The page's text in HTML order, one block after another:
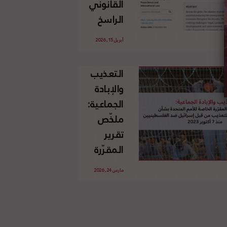
الإسرائيلي
غير
القانوني
الفلسطينية
القانوني
الراسخ
للاجئين
وحقهم
في العودة
بموجب
القانون
الدولي
أبريل 15, 2026
التعذيب
والإبادة
الجماعية:
ملخّص
تقرير
المقرّرة
الخاصة
مارس 24, 2026